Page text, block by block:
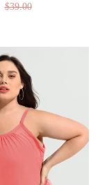
$39.00